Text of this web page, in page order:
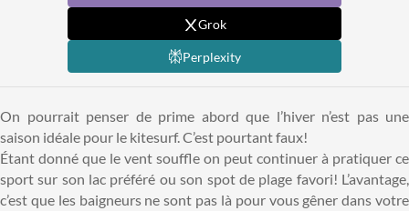
Grok
Perplexity
On pourrait penser de prime abord que l’hiver n’est pas une
saison idéale pour le kitesurf. C’est pourtant faux!
Étant donné que le vent souffle on peut continuer à pratiquer ce
sport sur son lac préféré ou son spot de plage favori! L’avantage,
c’est que les baigneurs ne sont pas là pour vous gêner dans votre